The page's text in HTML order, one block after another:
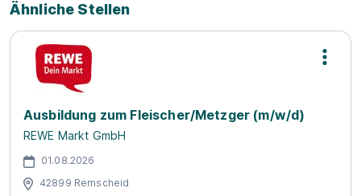
Ähnliche Stellen
Ausbildung zum Fleischer/Metzger (m/w/d)
REWE Markt GmbH
01.08.2026
42899 Remscheid